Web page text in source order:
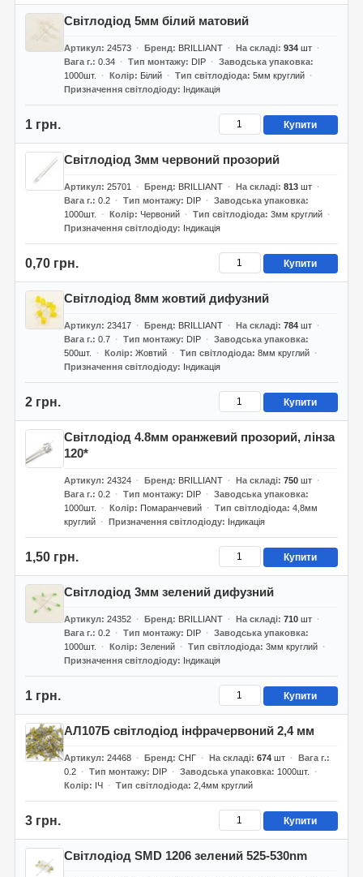
Світлодіод 5мм білий матовий
Артикул 24573 Бренд BRILLIANT На складі 934шт
Вага г. 0.34 Тип монтажу DIP
Заводська упаковка
1000шт.
Колір Білий Тип світлодіода 5мм круглий
Призначення світлодіоду
Індикація
1 грн. Купити
Світлодіод 3мм червоний прозорий
Артикул 25701 Бренд BRILLIANT На складі 813шт
Вага г. 0.2 Тип монтажу DIP
Заводська упаковка
1000шт.
Колір Червоний Тип світлодіода 3мм круглий
Призначення світлодіоду
Індикація
0,70 грн. Купити
Світлодіод 8мм жовтий дифузний
Артикул 23417 Бренд BRILLIANT На складі 784шт
Вага г. 0.7 Тип монтажу DIP
Заводська упаковка
500шт.
Колір Жовтий Тип світлодіода 8мм круглий
Призначення світлодіоду
Індикація
2 грн. Купити
Світлодіод 4.8мм оранжевий прозорий, лінза
120*
Артикул 24324 Бренд BRILLIANT На складі 750шт
Вага г. 0.2 Тип монтажу DIP
Заводська упаковка
1000шт.
Колір Помаранчевий Тип світлодіода 4,8мм
круглий
Призначення світлодіоду Індикація
1,50 грн. Купити
Світлодіод 3мм зелений дифузний
Артикул 24352 Бренд BRILLIANT На складі 710шт
Вага г. 0.2 Тип монтажу DIP
Заводська упаковка
1000шт.
Колір Зелений Тип світлодіода 3мм круглий
Призначення світлодіоду
Індикація
1 грн. Купити
АЛ107Б світлодіод інфрачервоний 2,4 мм
Артикул 24468 Бренд СНГ На складі 674шт
Вага г.
0.2
Тип монтажу DIP Заводська упаковка
1000шт.
Колір
ІЧ Тип світлодіода 2,4мм круглий
3 грн. Купити
Світлодіод SMD 1206 зелений 525-530nm